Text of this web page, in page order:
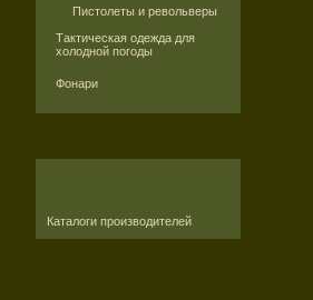
Пистолеты и револьверы
Тактическая одежда для
холодной погоды
Фонари
Каталоги производителей